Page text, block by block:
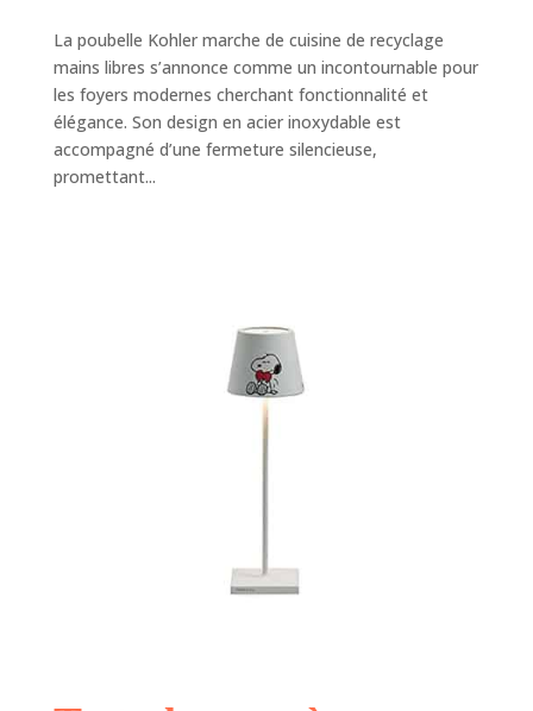
La poubelle Kohler marche de cuisine de recyclage
mains libres s’annonce comme un incontournable pour
les foyers modernes cherchant fonctionnalité et
élégance. Son design en acier inoxydable est
accompagné d’une fermeture silencieuse,
promettant...